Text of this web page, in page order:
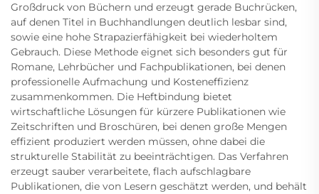
Großdruck von Büchern und erzeugt gerade Buchrücken,
auf denen Titel in Buchhandlungen deutlich lesbar sind,
sowie eine hohe Strapazierfähigkeit bei wiederholtem
Gebrauch. Diese Methode eignet sich besonders gut für
Romane, Lehrbücher und Fachpublikationen, bei denen
professionelle Aufmachung und Kosteneffizienz
zusammenkommen. Die Heftbindung bietet
wirtschaftliche Lösungen für kürzere Publikationen wie
Zeitschriften und Broschüren, bei denen große Mengen
effizient produziert werden müssen, ohne dabei die
strukturelle Stabilität zu beeinträchtigen. Das Verfahren
erzeugt sauber verarbeitete, flach aufschlagbare
Publikationen, die von Lesern geschätzt werden, und behält